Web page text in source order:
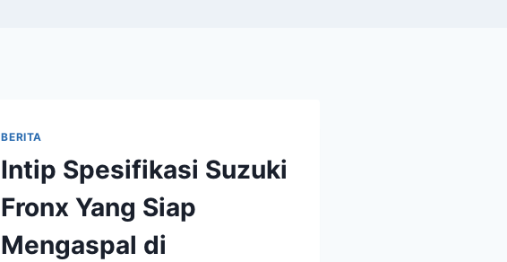
BERITA
Intip Spesifikasi Suzuki
Fronx Yang Siap
Mengaspal di